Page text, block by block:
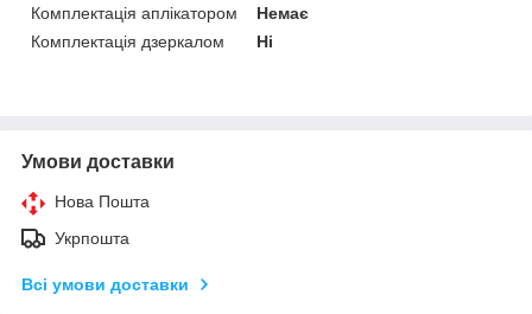
Комплектація аплікатором
Немає
Комплектація дзеркалом
Ні
Умови доставки
Нова Пошта
Укрпошта
Всі умови доставки